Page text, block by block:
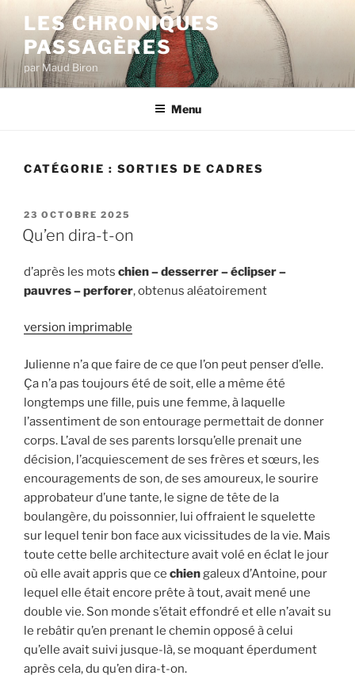
contenu
principal
LES CHRONIQUES
PASSAGÈRES
par Maud Biron
Menu
CATÉGORIE : SORTIES DE CADRES
PUBLIÉ
LE
23 OCTOBRE 2025
Qu’en dira-t-on
d’après les mots chien – desserrer – éclipser –
pauvres – perforer, obtenus aléatoirement
version imprimable
Julienne n’a que faire de ce que l’on peut penser d’elle.
Ça n’a pas toujours été de soit, elle a même été
longtemps une fille, puis une femme, à laquelle
l’assentiment de son entourage permettait de donner
corps. L’aval de ses parents lorsqu’elle prenait une
décision, l’acquiescement de ses frères et sœurs, les
encouragements de son, de ses amoureux, le sourire
approbateur d’une tante, le signe de tête de la
boulangère, du poissonnier, lui offraient le squelette
sur lequel tenir bon face aux vicissitudes de la vie. Mais
toute cette belle architecture avait volé en éclat le jour
où elle avait appris que ce chiengaleux d’Antoine, pour
lequel elle était encore prête à tout, avait mené une
double vie. Son monde s’était effondré et elle n’avait su
le rebâtir qu’en prenant le chemin opposé à celui
qu’elle avait suivi jusque-là, se moquant éperdument
après cela, du qu’en dira-t-on.